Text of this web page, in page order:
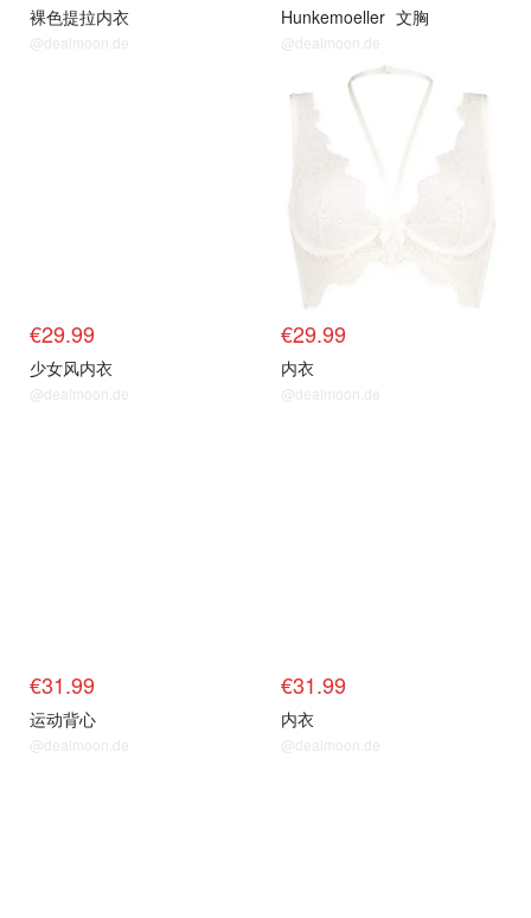
裸色提拉内衣
@dealmoon.de
Hunkemoeller 文胸
@dealmoon.de
€29.99
少女风内衣
@dealmoon.de
€29.99
内衣
@dealmoon.de
€31.99
运动背心
@dealmoon.de
€31.99
内衣
@dealmoon.de